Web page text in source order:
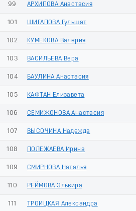
99 АРХИПОВА Анастасия
101 ШИГАПОВА Гульшат
102 КУМЕКОВА Валерия
103 ВАСИЛЬЕВА Вера
104 БАУЛИНА Анастасия
105 КАФТАН Елизавета
106 СЕМИЖОНОВА Анастасия
107 ВЫСОЧИНА Надежда
108 ПОЛЕЖАЕВА Ирина
109 СМИРНОВА Наталья
110 РЕЙМОВА Эльвира
111 ТРОИЦКАЯ Александра